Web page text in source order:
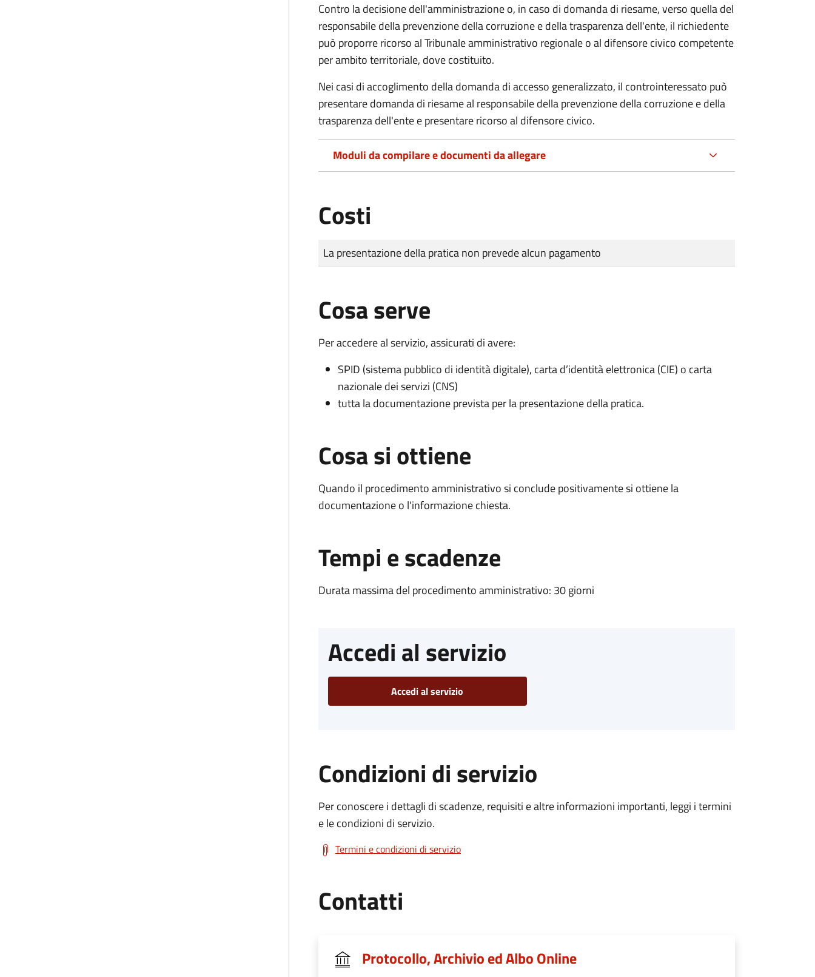
Contro la decisione dell'amministrazione o, in caso di domanda di riesame, verso quella del
responsabile della prevenzione della corruzione e della trasparenza dell'ente, il richiedente
può proporre ricorso al Tribunale amministrativo regionale o al difensore civico competente
per ambito territoriale, dove costituito.
Nei casi di accoglimento della domanda di accesso generalizzato, il controinteressato può
presentare domanda di riesame al responsabile della prevenzione della corruzione e della
trasparenza dell'ente e presentare ricorso al difensore civico.
Moduli da compilare e documenti da allegare
Costi
Tipo di pagamento
Importo
La presentazione della pratica non prevede alcun pagamento
Cosa serve
Per accedere al servizio, assicurati di avere:
SPID (sistema pubblico di identità digitale), carta d’identità elettronica (CIE) o carta
nazionale dei servizi (CNS)
tutta la documentazione prevista per la presentazione della pratica.
Cosa si ottiene
Quando il procedimento amministrativo si conclude positivamente si ottiene la
documentazione o l'informazione chiesta.
Tempi e scadenze
Durata massima del procedimento amministrativo: 30 giorni
Accedi al servizio
Accedi al servizio
Condizioni di servizio
Per conoscere i dettagli di scadenze, requisiti e altre informazioni importanti, leggi i termini
e le condizioni di servizio.
Termini e condizioni di servizio
Contatti
Protocollo, Archivio ed Albo Online